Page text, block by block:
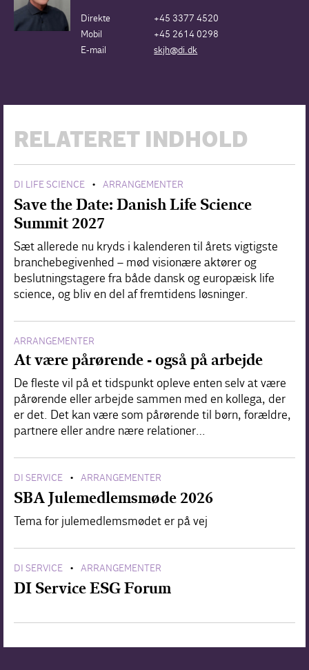
Direkte
+45 3377 4520
Mobil
+45 2614 0298
E-mail
skjh@di.dk
RELATERET INDHOLD
DI LIFE SCIENCE • ARRANGEMENTER
Save the Date: Danish Life Science
Summit 2027
Sæt allerede nu kryds i kalenderen til årets vigtigste
branchebegivenhed – mød visionære aktører og
beslutningstagere fra både dansk og europæisk life
science, og bliv en del af fremtidens løsninger.
ARRANGEMENTER
At være pårørende - også på arbejde
De fleste vil på et tidspunkt opleve enten selv at være
pårørende eller arbejde sammen med en kollega, der
er det. Det kan være som pårørende til børn, forældre,
partnere eller andre nære relationer…
DI SERVICE • ARRANGEMENTER
SBA Julemedlemsmøde 2026
Tema for julemedlemsmødet er på vej
DI SERVICE • ARRANGEMENTER
DI Service ESG Forum